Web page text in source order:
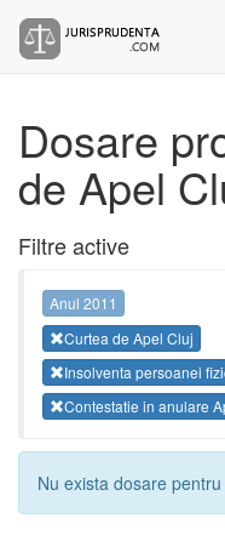
Dosare
de Apel
Filtre active
Anul 2011
Curtea de Apel Cluj
Insolventa persoanei
Contestatie in anulare
Nu exista dosare